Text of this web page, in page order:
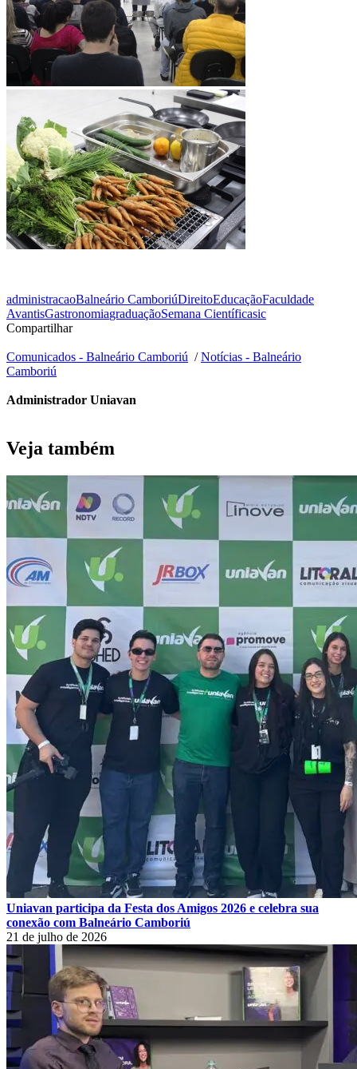
administracaoBalneário CamboriúDireitoEducaçãoFaculdade
AvantisGastronomiagraduaçãoSemana Científicasic
Compartilhar
Comunicados - Balneário Camboriú /Notícias - Balneário
Camboriú
Administrador Uniavan
Veja também
Uniavan participa da Festa dos Amigos 2026 e celebra sua
conexão com Balneário Camboriú
21 de julho de 2026